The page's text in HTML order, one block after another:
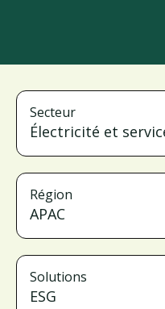
Secteur
Électricité et
Région
APAC
Solutions
ESG